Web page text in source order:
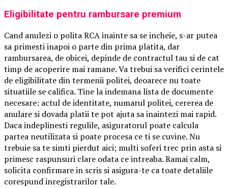
Eligibilitate pentru rambursare premium
Cand anulezi o polita RCA inainte sa se incheie, s-ar putea
sa primesti inapoi o parte din prima platita, dar
rambursarea, de obicei, depinde de contractul tau si de cat
timp de acoperire mai ramane. Va trebui sa verifici cerintele
de eligibilitate din termenii politei, deoarece nu toate
situatiile se califica. Tine la indemana lista de documente
necesare: actul de identitate, numarul politei, cererea de
anulare si dovada platii te pot ajuta sa inaintezi mai rapid.
Daca indeplinesti regulile, asiguratorul poate calcula
partea neutilizata si poate procesa ce ti se cuvine. Nu
trebuie sa te simti pierdut aici; multi soferi trec prin asta si
primesc raspunsuri clare odata ce intreaba. Ramai calm,
solicita confirmare in scris si asigura-te ca toate detaliile
corespund inregistrarilor tale.